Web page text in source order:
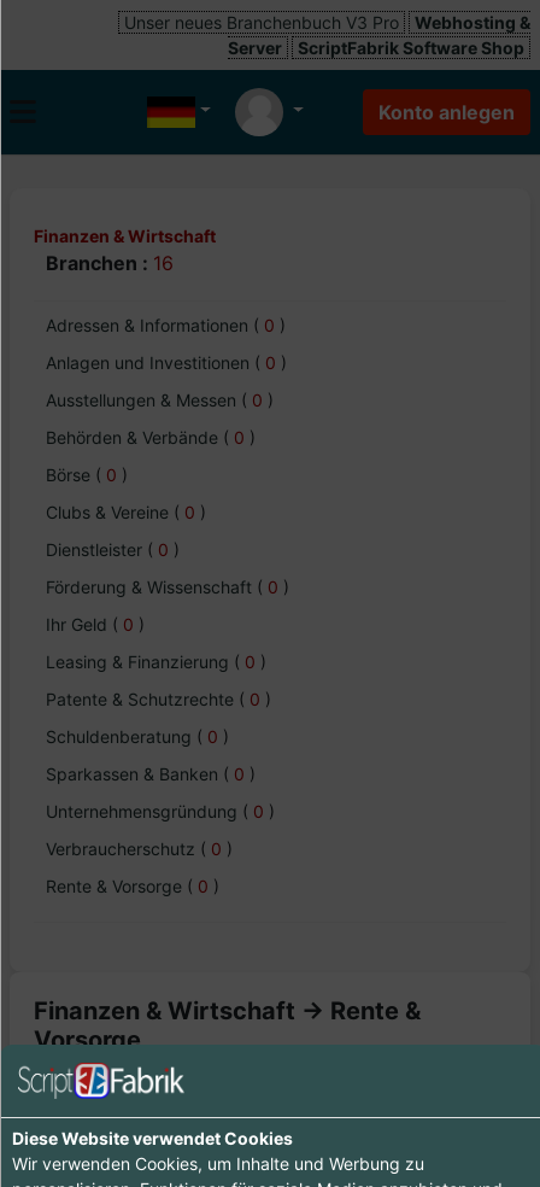
Unser neues Branchenbuch V3 Pro
Webhosting &
Server
ScriptFabrik Software Shop
Finanzen & Wirtschaft
Branchen : 16
Adressen & Informationen ( 0 )
Anlagen und Investitionen ( 0 )
Ausstellungen & Messen ( 0 )
Behörden & Verbände ( 0 )
Börse ( 0 )
Clubs & Vereine ( 0 )
Dienstleister ( 0 )
Förderung & Wissenschaft ( 0 )
Ihr Geld ( 0 )
Leasing & Finanzierung ( 0 )
Patente & Schutzrechte ( 0 )
Schuldenberatung ( 0 )
Sparkassen & Banken ( 0 )
Unternehmensgründung ( 0 )
Verbraucherschutz ( 0 )
Rente & Vorsorge ( 0 )
Finanzen & Wirtschaft -> Rente &
Vorsorge
Einträge :0
Diese Website verwendet Cookies
Wir verwenden Cookies, um Inhalte und Werbung zu